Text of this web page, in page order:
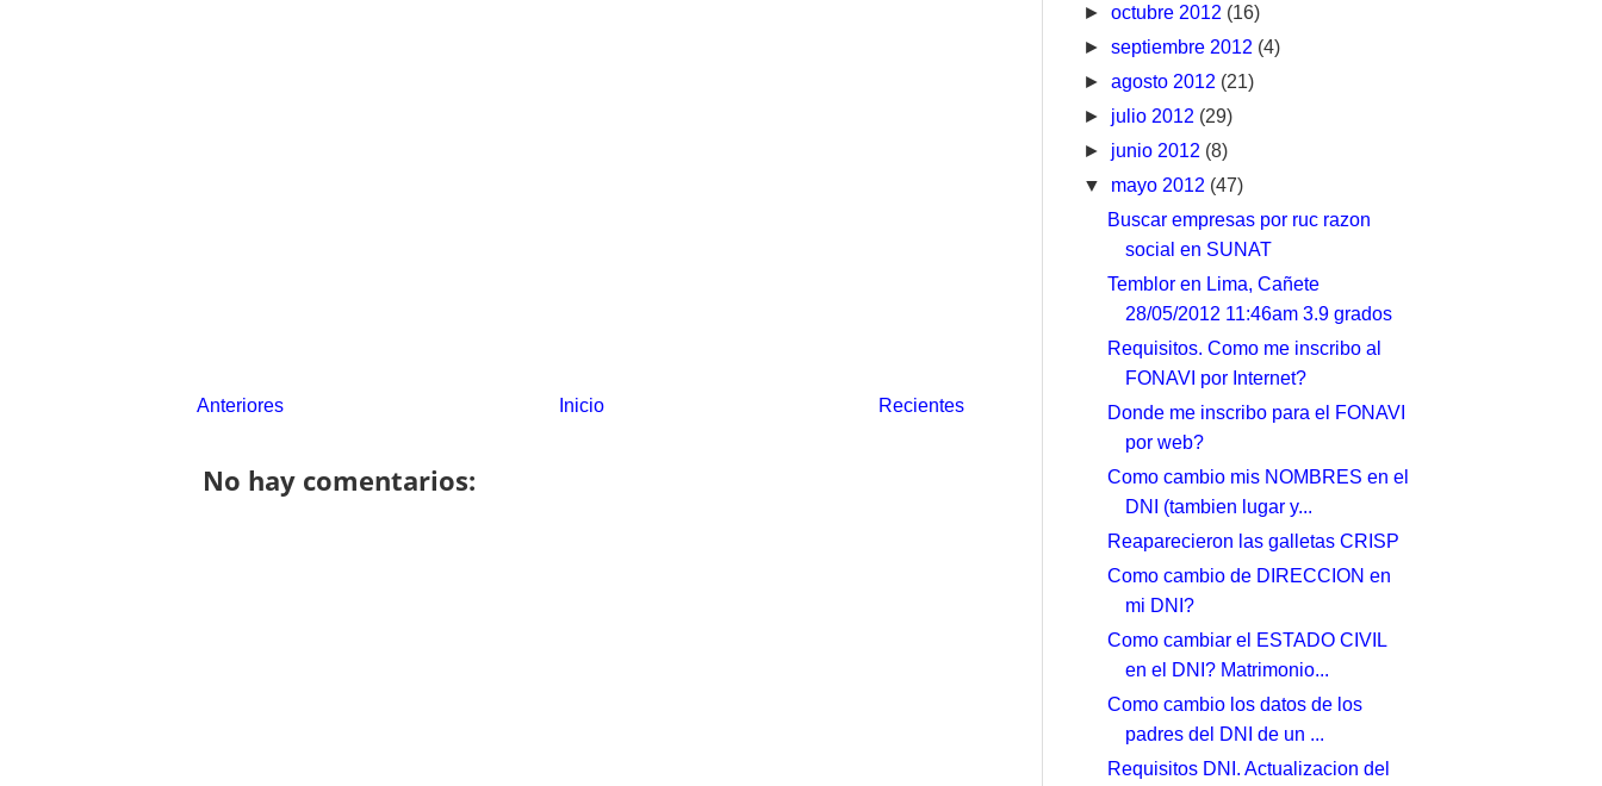
Recientes
Anteriores Inicio
No hay comentarios:
►octubre 2012 (16)
►septiembre 2012 (4)
►agosto 2012 (21)
► julio 2012 (29)
► junio 2012 (8)
▼ mayo 2012 (47)
Buscar empresas por ruc razon
social en SUNAT
Temblor en Lima, Cañete
28/05/2012 11:46am 3.9 grados
Requisitos. Como me inscribo al
FONAVI por Internet?
Donde me inscribo para el FONAVI
por web?
Como cambio mis NOMBRES en el
DNI (tambien lugar y...
Reaparecieron las galletas CRISP
Como cambio de DIRECCION en
mi DNI?
Como cambiar el ESTADO CIVIL
en el DNI? Matrimonio...
Como cambio los datos de los
padres del DNI de un ...
Requisitos DNI. Actualizacion del